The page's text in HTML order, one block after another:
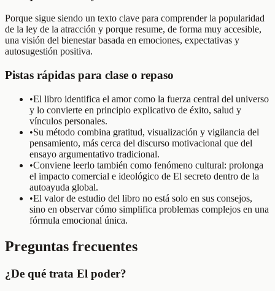
Porque sigue siendo un texto clave para comprender la popularidad
de la ley de la atracción y porque resume, de forma muy accesible,
una visión del bienestar basada en emociones, expectativas y
autosugestión positiva.
Pistas rápidas para clase o repaso
•El libro identifica el amor como la fuerza central del universo
y lo convierte en principio explicativo de éxito, salud y
vínculos personales.
•Su método combina gratitud, visualización y vigilancia del
pensamiento, más cerca del discurso motivacional que del
ensayo argumentativo tradicional.
•Conviene leerlo también como fenómeno cultural: prolonga
el impacto comercial e ideológico de El secreto dentro de la
autoayuda global.
•El valor de estudio del libro no está solo en sus consejos,
sino en observar cómo simplifica problemas complejos en una
fórmula emocional única.
Preguntas frecuentes
¿De qué trata El poder?